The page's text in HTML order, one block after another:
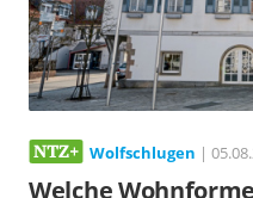
Wolfschlugen |
Welche